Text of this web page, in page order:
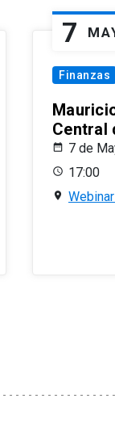
7
Finanzas
Central
7 de
17:00